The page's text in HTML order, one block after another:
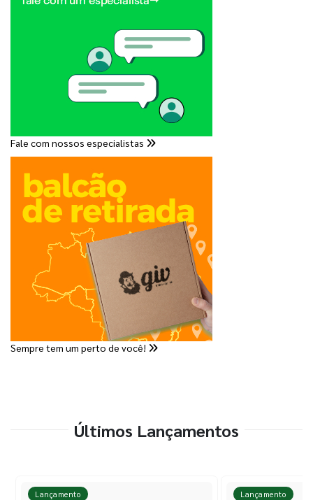
Fale com nossos especialistas
Sempre tem um perto de você!
Últimos Lançamentos
Lançamento Lançamento